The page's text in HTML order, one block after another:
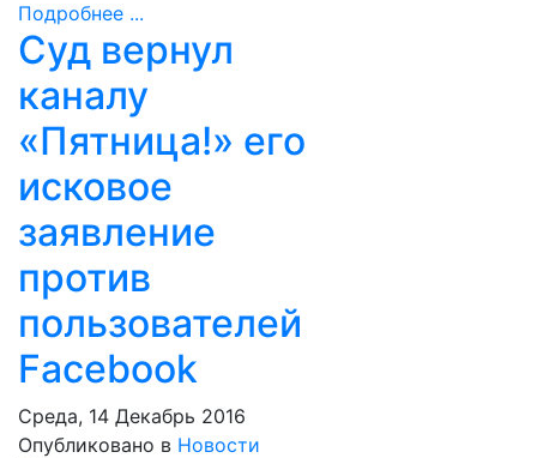
Подробнее ...
Суд вернул
каналу
«Пятница!» его
исковое
заявление
против
пользователей
Facebook
Среда, 14 Декабрь 2016
Опубликовано в Новости